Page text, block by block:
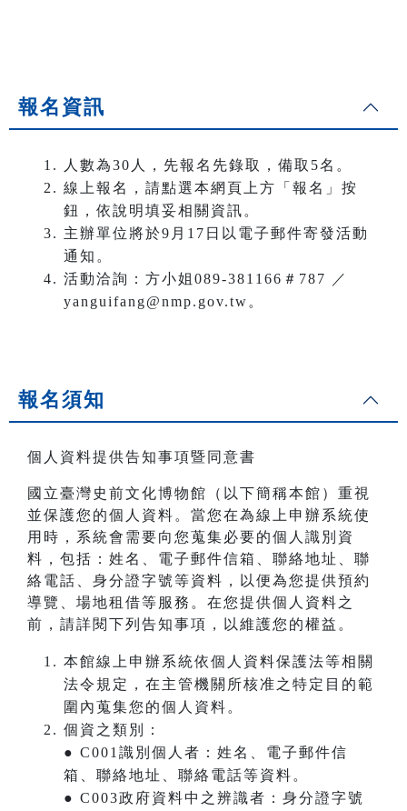
報名資訊
人數為30人，先報名先錄取，備取5名。
線上報名，請點選本網頁上方「報名」按
鈕，依說明填妥相關資訊。
主辦單位將於9月17日以電子郵件寄發活動
通知。
活動洽詢：方小姐089-381166＃787 ／
yanguifang@nmp.gov.tw。
報名須知
個人資料提供告知事項暨同意書
國立臺灣史前文化博物館（以下簡稱本館）重視
並保護您的個人資料。當您在為線上申辦系統使
用時，系統會需要向您蒐集必要的個人識別資
料，包括：姓名、電子郵件信箱、聯絡地址、聯
絡電話、身分證字號等資料，以便為您提供預約
導覽、場地租借等服務。在您提供個人資料之
前，請詳閱下列告知事項，以維護您的權益。
本館線上申辦系統依個人資料保護法等相關
法令規定，在主管機關所核准之特定目的範
圍內蒐集您的個人資料。
個資之類別：
● C001識別個人者：姓名、電子郵件信
箱、聯絡地址、聯絡電話等資料。
● C003政府資料中之辨識者：身分證字號